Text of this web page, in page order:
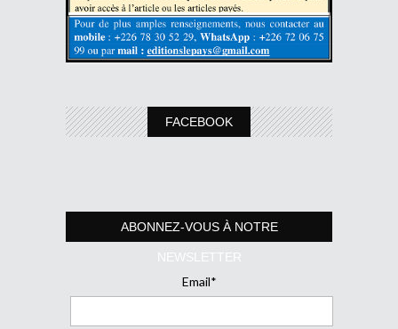
FACEBOOK
ABONNEZ-VOUS À NOTRE
NEWSLETTER
Email*